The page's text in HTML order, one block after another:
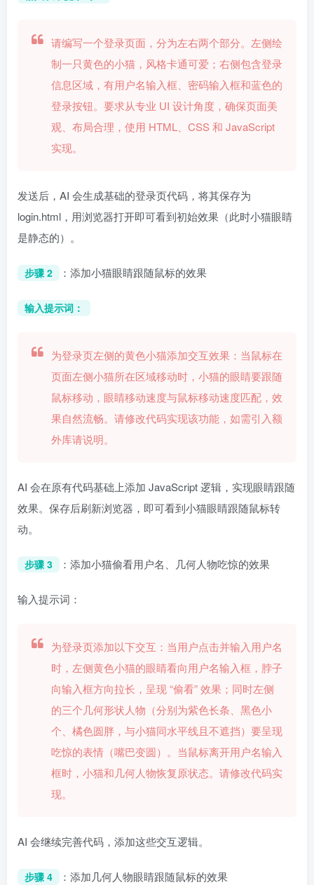
请编写一个登录页面，分为左右两个部分。左侧绘
制一只黄色的小猫，风格卡通可爱；右侧包含登录
信息区域，有用户名输入框、密码输入框和蓝色的
登录按钮。要求从专业 UI 设计角度，确保页面美
观、布局合理，使用 HTML、CSS 和 JavaScript
实现。
发送后，AI 会生成基础的登录页代码，将其保存为
login.html，用浏览器打开即可看到初始效果（此时小猫眼睛
是静态的）。
步骤 2 ：添加小猫眼睛跟随鼠标的效果
输入提示词：
为登录页左侧的黄色小猫添加交互效果：当鼠标在
页面左侧小猫所在区域移动时，小猫的眼睛要跟随
鼠标移动，眼睛移动速度与鼠标移动速度匹配，效
果自然流畅。请修改代码实现该功能，如需引入额
外库请说明。
AI 会在原有代码基础上添加 JavaScript 逻辑，实现眼睛跟随
效果。保存后刷新浏览器，即可看到小猫眼睛跟随鼠标转
动。
步骤 3 ：添加小猫偷看用户名、几何人物吃惊的效果
输入提示词：
为登录页添加以下交互：当用户点击并输入用户名
时，左侧黄色小猫的眼睛看向用户名输入框，脖子
向输入框方向拉长，呈现 “偷看” 效果；同时左侧
的三个几何形状人物（分别为紫色长条、黑色小
个、橘色圆胖，与小猫同水平线且不遮挡）要呈现
吃惊的表情（嘴巴变圆）。当鼠标离开用户名输入
框时，小猫和几何人物恢复原状态。请修改代码实
现。
AI 会继续完善代码，添加这些交互逻辑。
步骤 4 ：添加几何人物眼睛跟随鼠标的效果